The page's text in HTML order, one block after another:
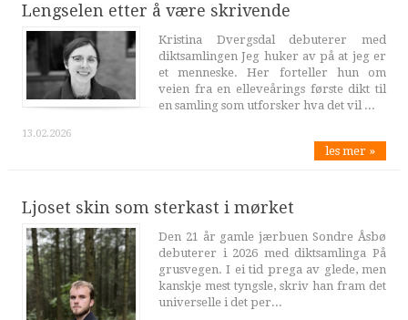
Lengselen etter å være skrivende
Kristina Dvergsdal debuterer med
diktsamlingen Jeg huker av på at jeg er
et menneske. Her forteller hun om
veien fra en elleveårings første dikt til
en samling som utforsker hva det vil ...
13.02.2026
les mer »
Ljoset skin som sterkast i mørket
Den 21 år gamle jærbuen Sondre Åsbø
debuterer i 2026 med diktsamlinga På
grusvegen. I ei tid prega av glede, men
kanskje mest tyngsle, skriv han fram det
universelle i det per...